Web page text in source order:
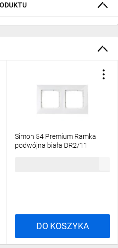
Simon 54 Premium Ramka
podwójna biała DR2/11
DO KOSZYKA